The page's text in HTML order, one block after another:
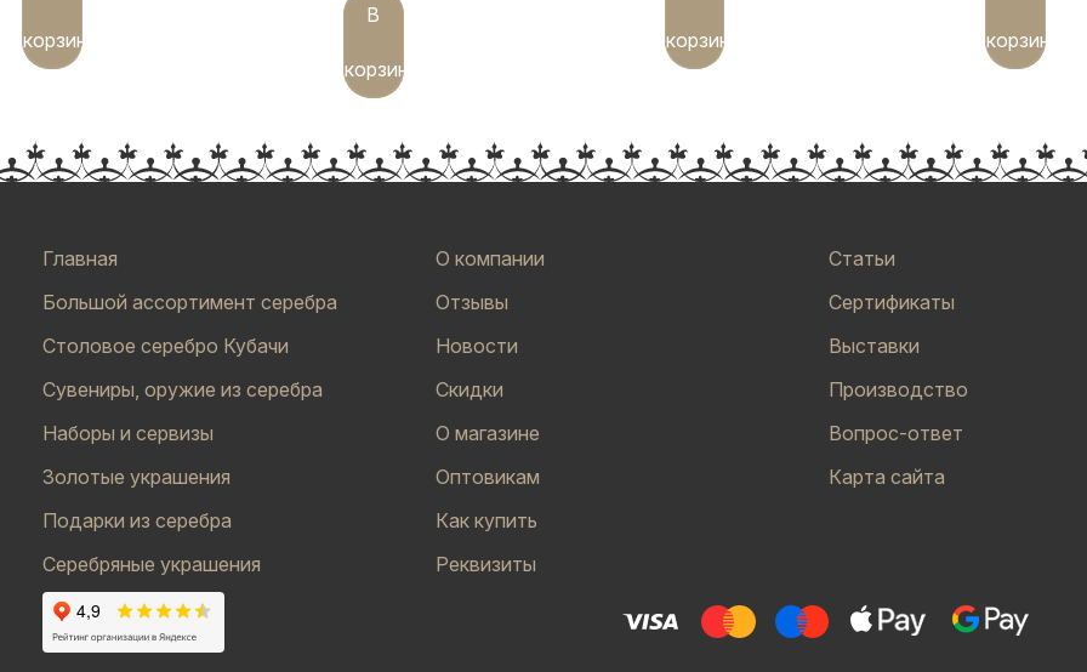
корзину
В
корзину
корзину корзину
Главная
Большой ассортимент серебра
Столовое серебро Кубачи
Сувениры, оружие из серебра
Наборы и сервизы
Золотые украшения
Подарки из серебра
Серебряные украшения
О компании
Отзывы
Новости
Скидки
О магазине
Оптовикам
Как купить
Реквизиты
Статьи
Сертификаты
Выставки
Производство
Вопрос-ответ
Карта сайта